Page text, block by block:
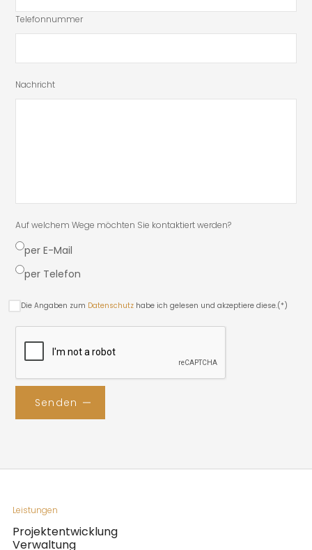
Telefonnummer
Nachricht
Auf welchem Wege möchten Sie kontaktiert werden?
per E-Mail
per Telefon
Die Angaben zum Datenschutz habe ich gelesen und akzeptiere diese.(*)
Leistungen
Projektentwicklung
Verwaltung